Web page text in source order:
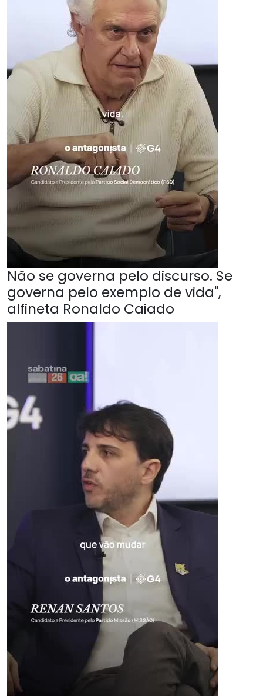
Não se governa pelo discurso. Se
governa pelo exemplo de vida",
alfineta Ronaldo Caiado